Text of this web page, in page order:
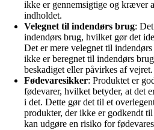
ikke er gennemsigtige og kræver
indholdet.
Velegnet til indendørs brug:
indendørs brug, hvilket gør det
Det er mere velegnet til
ikke er beregnet til indendørs
beskadiget eller påvirkes af vejret.
Fødevaresikker: Produktet er
fødevarer, hvilket betyder, at det
i det. Dette gør det til et
produkter, der ikke er godkendt
kan udgøre en risiko for